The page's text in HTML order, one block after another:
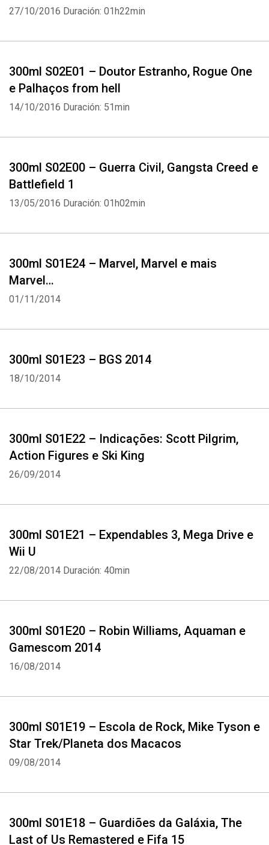
27/10/2016 Duración: 01h22min
300ml S02E01 – Doutor Estranho, Rogue One
e Palhaços from hell
14/10/2016 Duración: 51min
300ml S02E00 – Guerra Civil, Gangsta Creed e
Battlefield 1
13/05/2016 Duración: 01h02min
300ml S01E24 – Marvel, Marvel e mais
Marvel…
01/11/2014
300ml S01E23 – BGS 2014
18/10/2014
300ml S01E22 – Indicações: Scott Pilgrim,
Action Figures e Ski King
26/09/2014
300ml S01E21 – Expendables 3, Mega Drive e
Wii U
22/08/2014 Duración: 40min
300ml S01E20 – Robin Williams, Aquaman e
Gamescom 2014
16/08/2014
300ml S01E19 – Escola de Rock, Mike Tyson e
Star Trek/Planeta dos Macacos
09/08/2014
300ml S01E18 – Guardiões da Galáxia, The
Last of Us Remastered e Fifa 15